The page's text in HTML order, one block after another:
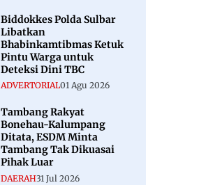
Biddokkes Polda Sulbar
Libatkan
Bhabinkamtibmas Ketuk
Pintu Warga untuk
Deteksi Dini TBC
ADVERTORIAL01 Agu 2026
Tambang Rakyat
Bonehau-Kalumpang
Ditata, ESDM Minta
Tambang Tak Dikuasai
Pihak Luar
DAERAH31 Jul 2026